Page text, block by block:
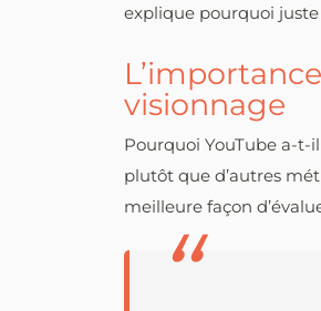
explique pourquoi juste
visionnage
Pourquoi YouTube a-t-
plutôt que d’autres
meilleure façon